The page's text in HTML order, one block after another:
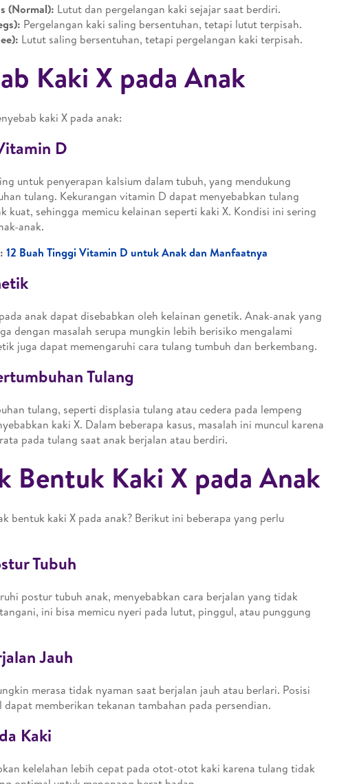
(Normal): Lutut dan pergelangan kaki sejajar saat berdiri.
Pergelangan kaki saling bersentuhan, tetapi lutut terpisah.
Lutut saling bersentuhan, tetapi pergelangan kaki terpisah.
Kaki X pada Anak
kaki X pada anak:
D
untuk penyerapan kalsium dalam tubuh, yang mendukung
tulang. Kekurangan vitamin D dapat menyebabkan tulang
kuat, sehingga memicu kelainan seperti kaki X. Kondisi ini sering
anak.
12 Buah Tinggi Vitamin D untuk Anak dan Manfaatnya
anak dapat disebabkan oleh kelainan genetik. Anak-anak yang
dengan masalah serupa mungkin lebih berisiko mengalami
juga dapat memengaruhi cara tulang tumbuh dan berkembang.
Tulang
tulang, seperti displasia tulang atau cedera pada lempeng
kaki X. Dalam beberapa kasus, masalah ini muncul karena
pada tulang saat anak berjalan atau berdiri.
Bentuk Kaki X pada Anak
bentuk kaki X pada anak? Berikut ini beberapa yang perlu
Tubuh
postur tubuh anak, menyebabkan cara berjalan yang tidak
ini bisa memicu nyeri pada lutut, pinggul, atau punggung
Jauh
merasa tidak nyaman saat berjalan jauh atau berlari. Posisi
memberikan tekanan tambahan pada persendian.
Kaki
kelelahan lebih cepat pada otot-otot kaki karena tulang tidak